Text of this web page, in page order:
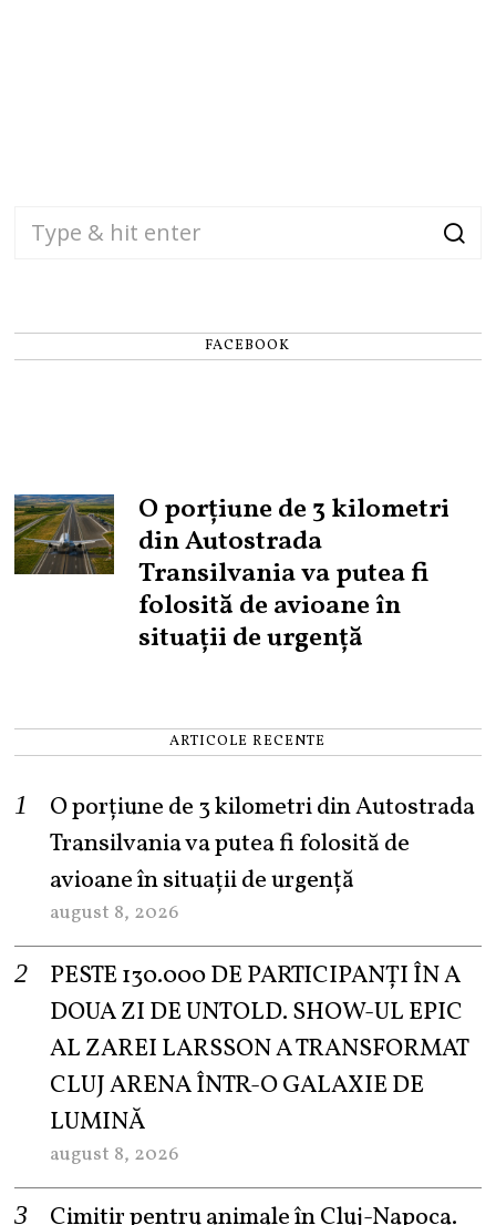
FACEBOOK
O porțiune de 3 kilometri
din Autostrada
Transilvania va putea fi
folosită de avioane în
situații de urgență
ARTICOLE RECENTE
O porțiune de 3 kilometri din Autostrada
Transilvania va putea fi folosită de
avioane în situații de urgență
august 8, 2026
PESTE 130.000 DE PARTICIPANȚI ÎN A
DOUA ZI DE UNTOLD. SHOW-UL EPIC
AL ZAREI LARSSON A TRANSFORMAT
CLUJ ARENA ÎNTR-O GALAXIE DE
LUMINĂ
august 8, 2026
Cimitir pentru animale în Cluj-Napoca.